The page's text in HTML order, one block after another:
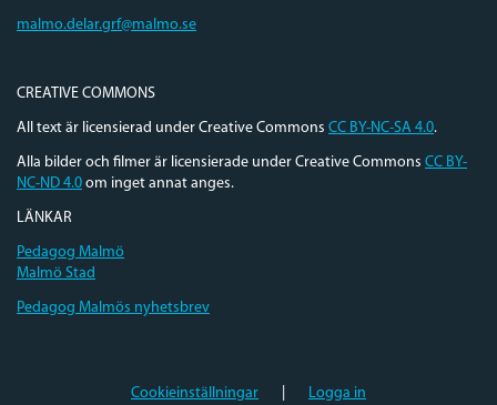
malmo.delar.grf@malmo.se
CREATIVE COMMONS
All text är licensierad under Creative Commons CC BY-NC-SA 4.0.
Alla bilder och filmer är licensierade under Creative Commons CC BY-
NC-ND 4.0 om inget annat anges.
LÄNKAR
Pedagog Malmö
Malmö Stad
Pedagog Malmös nyhetsbrev
Cookieinställningar Logga in